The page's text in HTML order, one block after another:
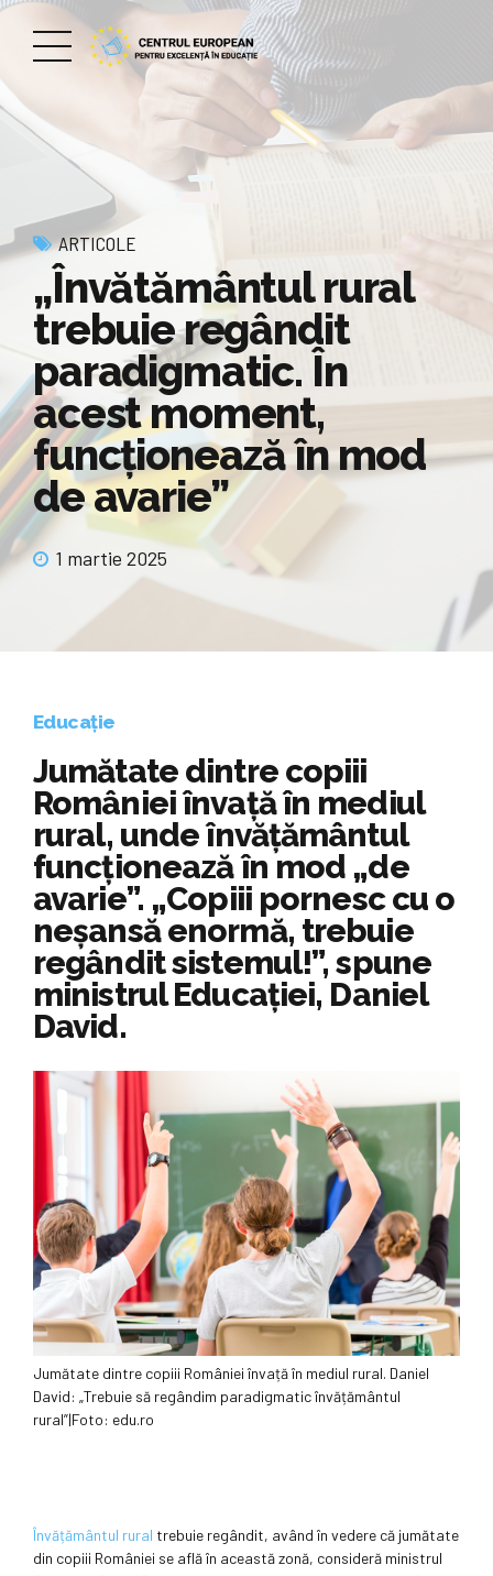
ARTICOLE
„Învătământul rural
trebuie regândit
paradigmatic. În
acest moment,
funcționează în mod
de avarie”
1 martie 2025
Educație
Jumătate dintre copiii
României învață în mediul
rural, unde învățământul
funcționează în mod „de
avarie”. „Copiii pornesc cu o
neșansă enormă, trebuie
regândit sistemul!”, spune
ministrul Educației, Daniel
David.
Jumătate dintre copiii României învață în mediul rural. Daniel
David: „Trebuie să regândim paradigmatic învățământul
rural”|Foto: edu.ro
Învățământul rural trebuie regândit, având în vedere că jumătate
din copiii României se află în această zonă, consideră ministrul